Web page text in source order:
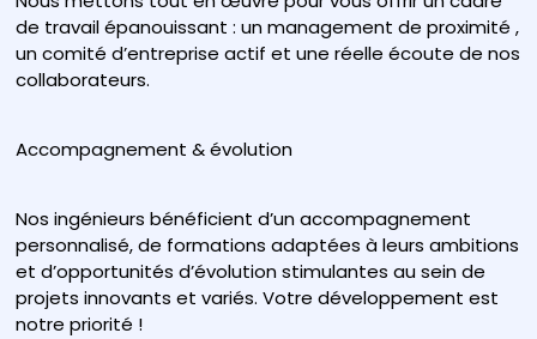
de travail épanouissant : un management de proximité ,
un comité d’entreprise actif et une réelle écoute de nos
collaborateurs.
Accompagnement & évolution
Nos ingénieurs bénéficient d’un accompagnement
personnalisé, de formations adaptées à leurs ambitions
et d’opportunités d’évolution stimulantes au sein de
projets innovants et variés. Votre développement est
notre priorité !